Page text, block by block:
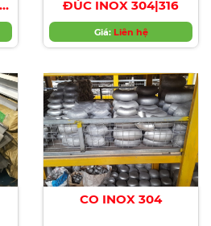
ĐÚC INOX 304|316
Giá: Liên hệ
CO INOX 304